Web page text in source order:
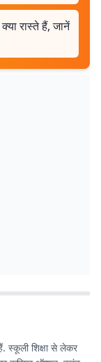
रास्ते हैं, जानें
स्कूली शिक्षा से लेकर